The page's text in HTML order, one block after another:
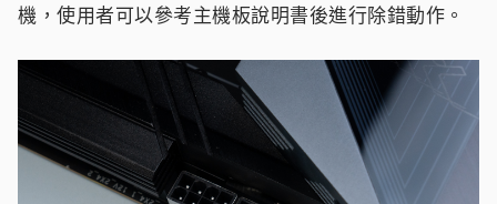
機，使用者可以參考主機板說明書後進行除錯動作。